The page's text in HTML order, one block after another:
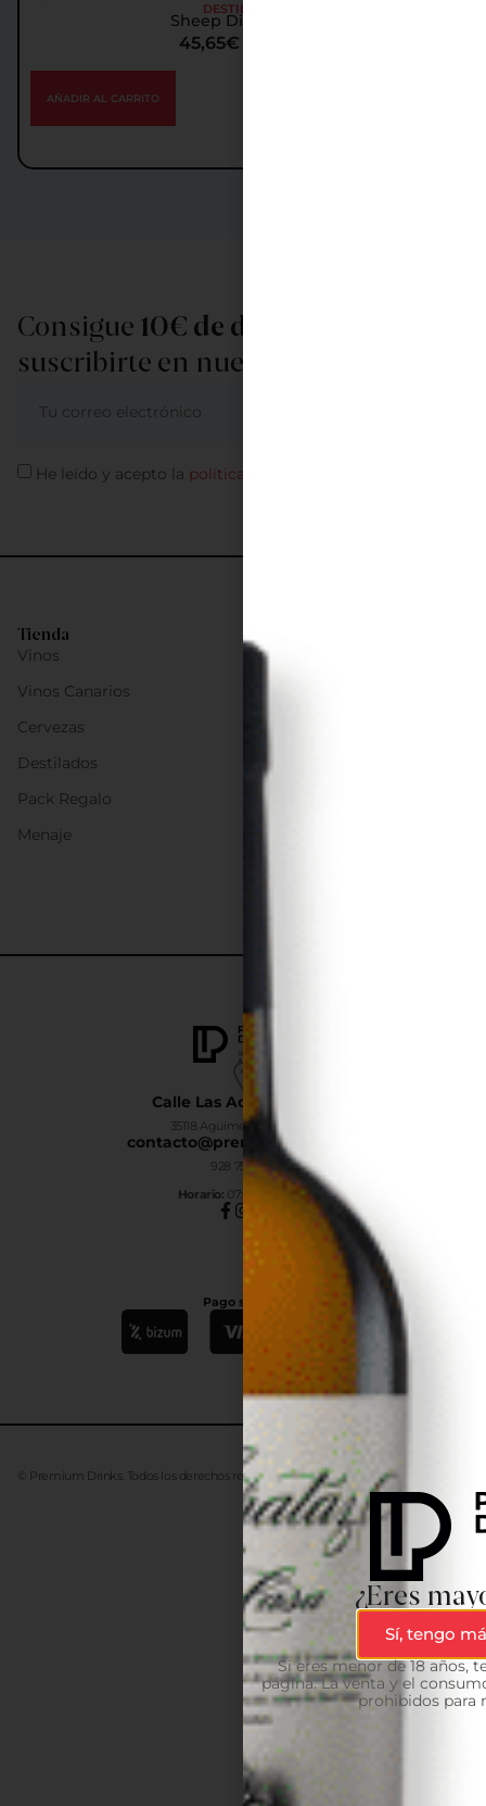
DESTILADOS
Sheep Dip Whisky
45,65€
AÑADIR AL CARRITO
Calle Las Adelfas Nº6-B
35118 Agüimes, Las Palmas
contacto@premiumdrinks.es
928 754 363
Horario: 07:00h a 15:00h
Pago seguro
Tienda
Vinos
Vinos Canarios
Cervezas
Destilados
Pack Regalo
Menaje
Consigue 10€ de descuento
suscribirte en nuestra newsletter
He leído y acepto la política de privacidad
© Premium Drinks. Todos los derechos reservados. Desarrollado Advanze
¿Eres
Sí, tengo
Si eres menor de 18 años,
página. La venta y el
prohibidos para